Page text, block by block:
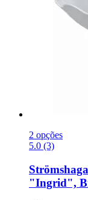
2 opções
5.0 (3)
Strömshaga
"Ingrid",